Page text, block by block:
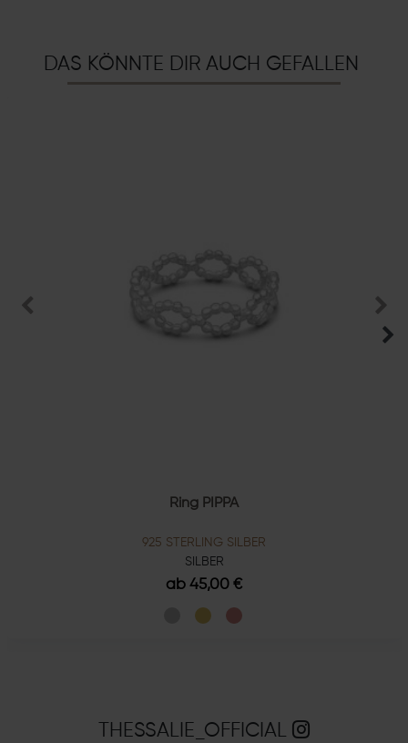
DAS KÖNNTE DIR AUCH GEFALLEN
Ring PIPPA
925 STERLING SILBER
SILBER
ab 45,00 €
THESSALIE_OFFICIAL